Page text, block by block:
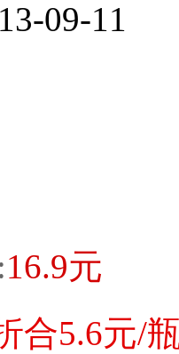
09-11
16.9元
合5.6元/